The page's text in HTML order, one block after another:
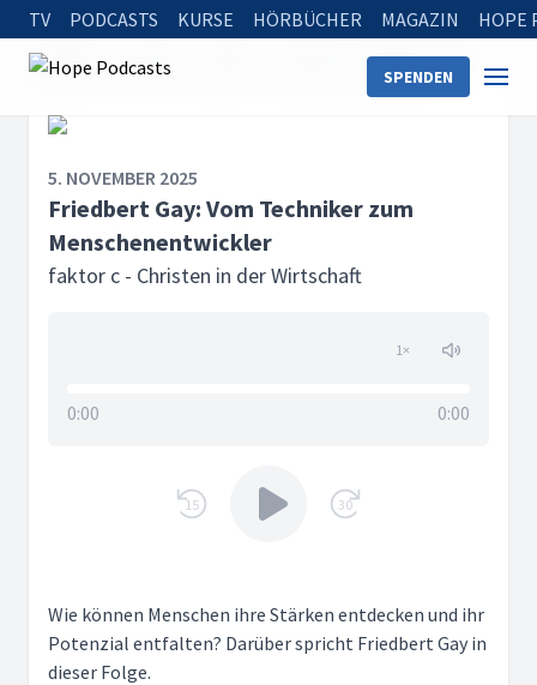
TV PODCASTS KURSE HÖRBÜCHER MAGAZIN HOPE
SPENDEN
Startseite
faktor c - Christen in der Wirtschaft
Friedbert Gay: Vom Techniker zum Menschenentwickler
5. NOVEMBER 2025
Friedbert Gay: Vom Techniker zum
Menschenentwickler
faktor c - Christen in der Wirtschaft
1×
0:00 0:00
15 30
Wie können Menschen ihre Stärken entdecken und ihr
Potenzial entfalten? Darüber spricht Friedbert Gay in
dieser Folge.